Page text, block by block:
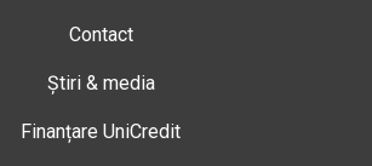
Contact
Știri & media
Finanțare UniCredit